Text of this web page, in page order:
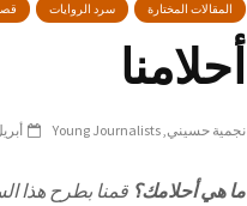
المقالات المختارة سرد الروايات
أحلامنا
نجمية حسيني Young Journalists أبريل 14,
ما هي أحلامك؟ قمنا بطرح هذا